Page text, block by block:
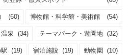
(60) 博物館・科学館・美術館 (54)
泉 (34) テーマパーク・遊園地 (32)
(19) 宿泊施設 (19) 動物園 (10)